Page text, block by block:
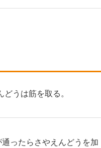
うは筋を取る。
ったらさやえんどうを加